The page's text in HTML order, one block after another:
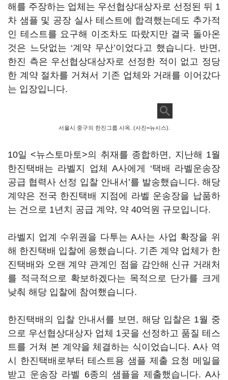
해를 주장하는 업체는 우선협상대상자로 선정된 뒤 1
차 샘플 및 공장 실사 테스트에 합격했는데도 추가적
인 테스트를 요구해 이조차도 따랐지만 결국 돌아온
것은 느닷없는 ‘계약 무산’이었다고 했습니다. 반면,
한진 측은 우선협상대상자로 선정한 적이 없고 정당
한 계약 절차를 거쳐서 기존 업체와 거래를 이어갔다
는 입장입니다.
서울시 중구의 한진그룹 사옥. (사진=뉴시스).
10일 <뉴스토마토>의 취재를 종합하면, 지난해 1월
한진택배는 라벨지 업체 A사에게 ‘택배 라벨운송장
공급 협력사 선정 입찰 안내서’를 발송했습니다. 해당
계약은 전국 한진택배 지점에 라벨 운송장을 납품하
는 건으로 1년치 공급 계약, 약 40억원 규모입니다.
라벨지 업계 수위권을 다투는 A사는 사업 확장을 위
해 한진택배 입찰에 응했습니다. 기존 계약 업체가 한
진택배와 오랜 계약 관계인 점을 감안해 신규 거래처
를 적극적으로 확보하겠다는 목적으로 단가를 크게
낮춰 해당 입찰에 참여했습니다.
한진택배의 입찰 안내서를 보면, 해당 입찰은 1월 중
으로 우선협상대상자 업체 1곳을 선정하고 품질 테스
트를 거쳐 본 계약을 체결하는 식이었습니다. A사 역
시 한진택배로부터 테스트용 샘플 제출 요청 메일을
받고 운송장 라벨 6종의 샘플을 제출했습니다. A사